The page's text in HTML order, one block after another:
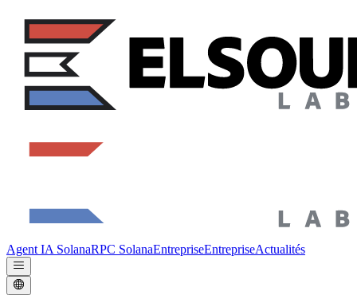
Agent IA SolanaRPC SolanaEntrepriseEntrepriseActualités